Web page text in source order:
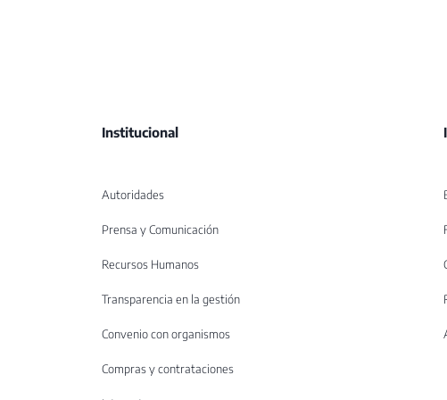
Institucional
Autoridades
Prensa y Comunicación
Recursos Humanos
Transparencia en la gestión
Convenio con organismos
Compras y contrataciones